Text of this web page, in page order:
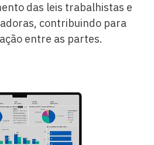
das leis trabalhistas e
contribuindo para
entre as partes.